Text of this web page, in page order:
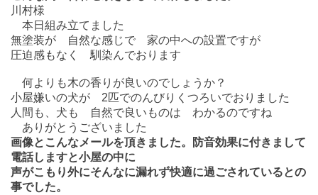
川村様
本日組み立てました
無塗装が 自然な感じで 家の中への設置ですが
圧迫感もなく 馴染んでおります
何よりも木の香りが良いのでしょうか？
小屋嫌いの犬が 2匹でのんびりくつろいでおりました
人間も、犬も 自然で良いものは わかるのですね
ありがとうございました
画像とこんなメールを頂きました。防音効果に付きまして
電話しますと小屋の中に
声がこもり外にそんなに漏れず快適に過ごされているとの
事でした。